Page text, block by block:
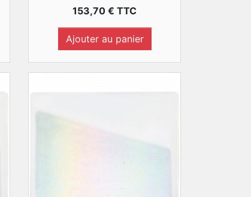
Prix
153,70 € TTC
Ajouter au panier